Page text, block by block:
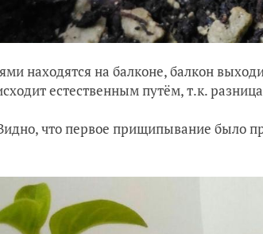
находятся на балконе, балкон
естественным путём, т.к.
что первое прищипывание было